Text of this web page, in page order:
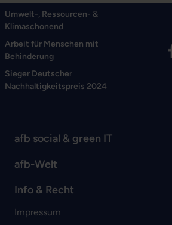
Umwelt-, Ressourcen- &
Klimaschonend
Arbeit für Menschen mit
Behinderung
Sieger Deutscher
Nachhaltigkeitspreis 2024
afb social & green IT
afb-Welt
Info & Recht
Impressum